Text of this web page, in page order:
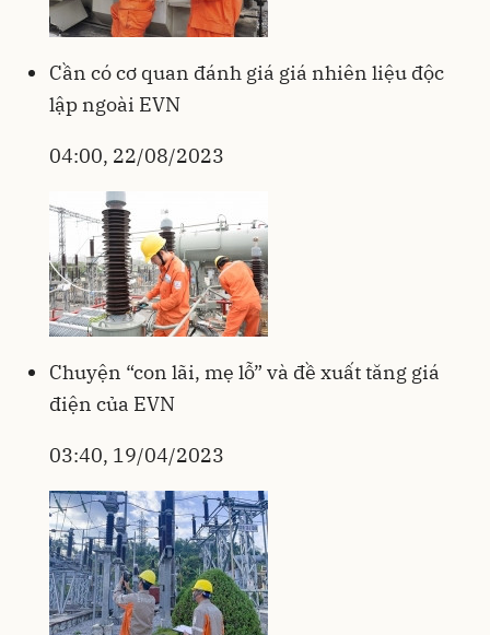
Cần có cơ quan đánh giá giá nhiên liệu độc
lập ngoài EVN
04:00, 22/08/2023
Chuyện “con lãi, mẹ lỗ” và đề xuất tăng giá
điện của EVN
03:40, 19/04/2023